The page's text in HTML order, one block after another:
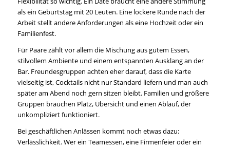
als ein Geburtstag mit 20 Leuten. Eine lockere Runde nach der
Arbeit stellt andere Anforderungen als eine Hochzeit oder ein
Familienfest.
Für Paare zählt vor allem die Mischung aus gutem Essen,
stilvollem Ambiente und einem entspannten Ausklang an der
Bar. Freundesgruppen achten eher darauf, dass die Karte
vielseitig ist, Cocktails nicht nur Standard liefern und man auch
später am Abend noch gern sitzen bleibt. Familien und größere
Gruppen brauchen Platz, Übersicht und einen Ablauf, der
unkompliziert funktioniert.
Bei geschäftlichen Anlässen kommt noch etwas dazu:
Verlässlichkeit. Wer ein Teamessen, eine Firmenfeier oder ein